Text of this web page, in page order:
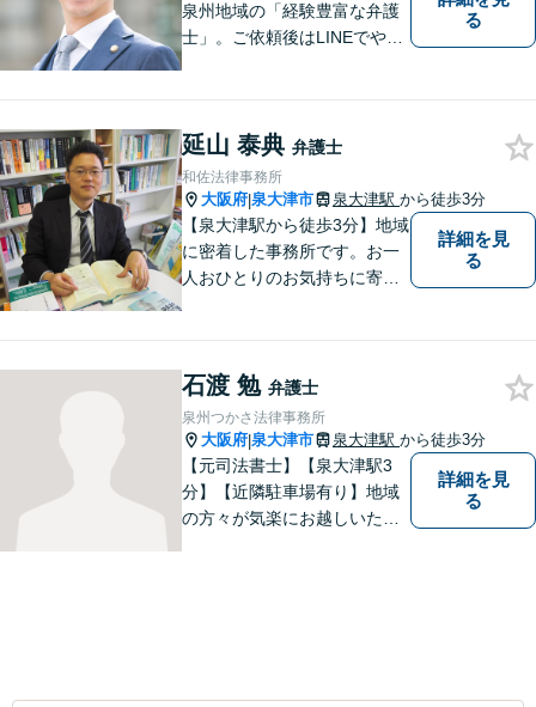
泉州地域の「経験豊富な弁護
士」。ご依頼後はLINEでやり
制。グループ会社に税理士法
人・社労士事務所・不動産会
社があり問題を丸ごと解決！
る
延山 泰典 弁護士
和佐法律事務所
大阪府|泉大津市 泉大津駅 から徒歩3分
【泉大津駅から徒歩3分】地域
に密着した事務所です。お一
人おひとりのお気持ちに寄り
詳細を見
る
石渡 勉 弁護士
泉州つかさ法律事務所
大阪府|泉大津市 泉大津駅 から徒歩3分
【元司法書士】【泉大津駅3
分】【近隣駐車場有り】地域
の方々が気楽にお越しいただ
詳細を見
る